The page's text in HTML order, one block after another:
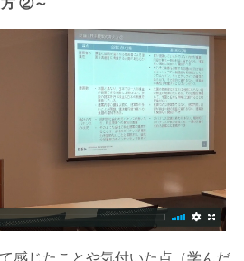
感じたことや気付いた点（学んだ